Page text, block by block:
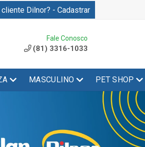
cliente Dilnor? - Cadastrar
Fale Conosco
(81) 3316-1033
MASCULINO PET SHOP